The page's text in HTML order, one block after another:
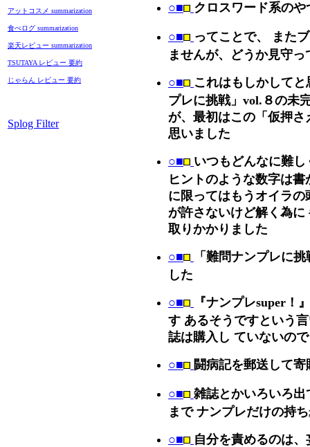
アットコスメ summarization
食べログ summarization
楽天レビュー summarization
TSUTAYA レビュー 要約
じゃらん レビュー 要約
Splog Filter
○■ クロスワード系の
○■ ってことで、 また
ませんが、どうか見守っ
○■ これはもしかして
プレに挑戦」vol.８の未
が、最初はこの「仮押
思いました
○■ いつもどんなに難
ヒントのような数字は
に限ってはもうオイラ
が許さないけど解く為
取りかかりました
○■ 「難問ナンプレに
した
○■ 『ナンプレsuper！
す あるそうですという
誌は購入し ていないの
○■ 闘病記を郵送して
○■ 雑誌とかいろいろ
まで ナンプレだけの持
○■ 自分を責めるのは